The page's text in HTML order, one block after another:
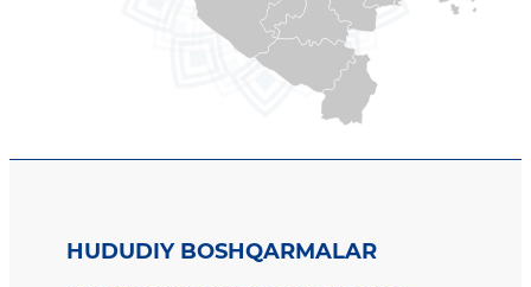
HUDUDIY BOSHQARMALAR